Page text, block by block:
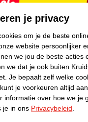
Bio
Olvarit
Granen
2.
je privacy
om je de beste
website persoonlijker
we jou de beste acties
we dat je ook buiten
Je bepaalt zelf welke
je voorkeuren altijd
informatie over hoe we je
je in ons Privacybeleid